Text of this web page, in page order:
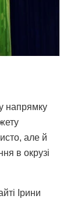
напрямку
але й
в окрузі
Ірини